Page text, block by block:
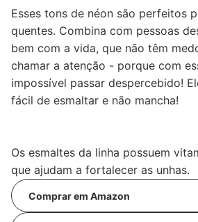
Esses tons de néon são perfeitos
quentes. Combina com pessoas
bem com a vida, que não têm
chamar a atenção - porque com
impossível passar despercebido!
fácil de esmaltar e não mancha!
Os esmaltes da linha possuem
que ajudam a fortalecer as unhas.
Comprar em Amazon